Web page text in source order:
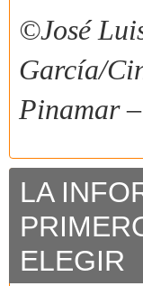
©José
García/
Pinamar
LA
ELEGIR